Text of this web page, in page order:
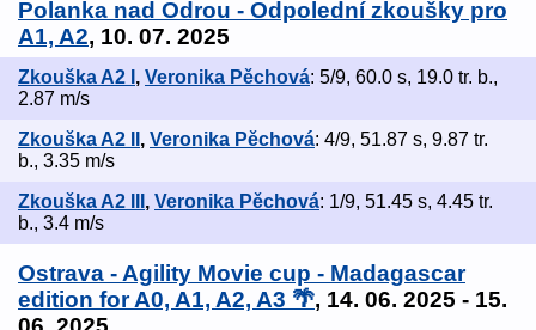
Polanka nad Odrou - Odpolední zkoušky pro
A1, A2, 10. 07. 2025
Zkouška A2 I , Veronika Pěchová: 5/9, 60.0 s, 19.0 tr. b.,
2.87 m/s
Zkouška A2 II , Veronika Pěchová: 4/9, 51.87 s, 9.87 tr.
b., 3.35 m/s
Zkouška A2 III , Veronika Pěchová: 1/9, 51.45 s, 4.45 tr.
b., 3.4 m/s
Ostrava - Agility Movie cup - Madagascar
edition for A0, A1, A2, A3 🌴, 14. 06. 2025 - 15.